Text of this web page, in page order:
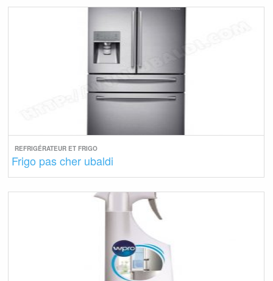
REFRIGÉRATEUR ET FRIGO
Frigo pas cher ubaldi